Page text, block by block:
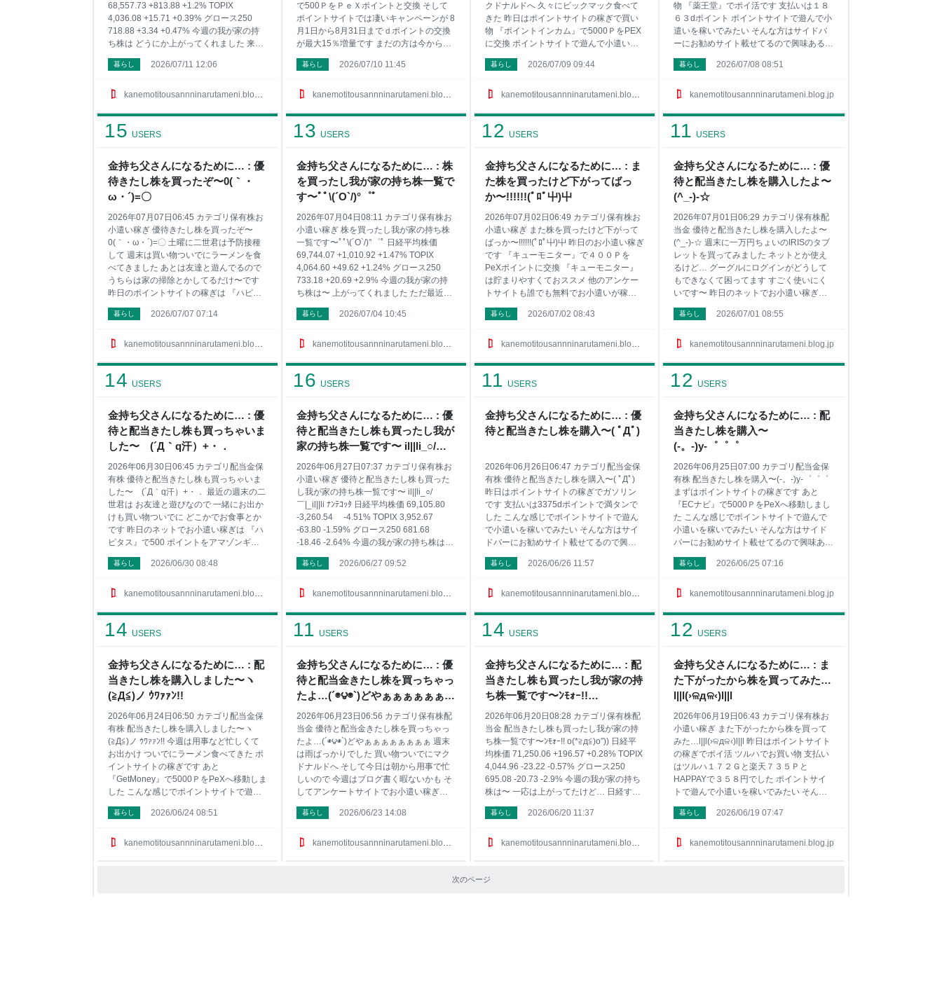
kanemotitousannninarutameni.blog.jp
68,557.73 +813.88 +1.2% TOPIX
4,036.08 +15.71 +0.39% グロース250
718.88 +3.34 +0.47% 今週の我が家の持
ち株は どうにか上がってくれました 来週
もちょびちょび買えたらいいな〜 さて僕
の特定口座の持ち株のコード銘柄名 株数
ルディングス 100株 662円 1605 ＩＮＰＥ
1799円 2503 キリンホールディングス
100株 2004円 25935 伊藤園第一種優先株
ば
暮らし 2026/07/11 12:06
kanemotitousannninarutameni.blog.jp
で500ＰをＰｅＸポイントと交換 そして
ポイントサイトでは凄いキャンペーンが 8
月1日から8月31日までｄポイントの交換
が最大15％増量です まだの方は今からで
も間に合うのでポイントサイトとか登録
しとくといいよ〜 ポイントサイトで小遣
イト載せてるので興味ある方は見てみて
は有名な『ハピタス』 3位には急浮上の
『ちょびリッチ』が凄いんです 4位は一日
は貯めたポイントに利息がついてお得な
『げん玉』かな〜 7位は『ＥＣナビ』で
他にもまだまだ稼げるサイトはサイドバ
始
暮らし 2026/07/10 11:45
kanemotitousannninarutameni.blog.jp
クドナルドへ 久々にビックマック食べて
きた 昨日はポイントサイトの稼ぎで買い
物 『ポイントインカム』で5000ＰをPEX
に交換 ポイントサイトで遊んで小遣いを
稼いでみたい そんな方はサイドバーにお
勧めサイト載せてるので興味ある方は見
でる順番にポイントサイトを紹介します
上の『ちょびリッチ』が凄いんです 3位は
『ＥＣナビ』で 4位は一日３分程度しかし
『ポイントタウン』 7位は貯めたポイント
に利息がついてお得な『げん玉』かな〜
他にもまだまだ稼げるサイトはサイドバ
感じでは年
暮らし 2026/07/09 09:44
kanemotitousannninarutameni.blog.jp
物 『薬王堂』でポイ活です 支払いは１８
６３dポイント ポイントサイトで遊んで小
遣いを稼いでみたい そんな方はサイドバ
ーにお勧めサイト載せてるので興味ある方
は見てみてね ちなみに今回は特別に僕が
稼いでる順番にポイントサイトを紹介しま
浮上の『ちょびリッチ』が凄いんです 3位
してません『モッピー！』 5位に急浮上の
『ポイントインカム』で 6位はやっぱり
他にもまだまだ稼げるサイトはサイドバー
にあるんだけど あくまで僕の実践した感
じでは年間１００万円とかポイントサイト
他
暮らし 2026/07/08 08:51
金持ち父さんになるために… : 優
待きたし株を買ったぞ〜0(｀・
ω・´)=〇
15 USERS
kanemotitousannninarutameni.blog.jp
2026年07月07日06:45 カテゴリ保有株お
小遣い稼ぎ 優待きたし株を買ったぞ〜
0(｀・ω・´)=〇 土曜に二世君は予防接種
して 週末は買い物ついでにラーメンを食
べてきました あとは友達と遊んでるので
うちらは家の掃除とかしてるだけ〜です
昨日のポイントサイトの稼ぎは 『ハピタ
ス』で500ＰをPeXポイントに交換しまし
た ポイントサイトで遊んで小遣いを稼い
サイト載せてるので興味ある方は見てみ
順番にポイントサイトを紹介しますね 1位
は有名な『ハピタス』 2位には急浮上の
せん『モッピー！』 5位に急浮上の『ポイ
ントインカム』で 6位はやっぱり『ポイン
トタウン』 7位は貯めたポイントに利息が
だまだ稼
暮らし 2026/07/07 07:14
金持ち父さんになるために… : 株
を買ったし我が家の持ち株一覧で
す〜ﾟﾟ\(´O`/)°゜ﾟ
13 USERS
kanemotitousannninarutameni.blog.jp
2026年07月04日08:11 カテゴリ保有株お
小遣い稼ぎ 株を買ったし我が家の持ち株
一覧です〜ﾟﾟ\(´O`/)°゜ﾟ 日経平均株価
69,744.07 +1,010.92 +1.47% TOPIX
4,064.60 +49.62 +1.24% グロース250
733.18 +20.69 +2.9% 今週の我が家の持
ち株は〜 上がってくれました ただ最近は
ずっとヨコヨコ〜って感じ さて僕の特定
口座の持ち株のコード銘柄名 株数に平均
ングス 100株 662円 1605 ＩＮＰＥＸ 100
円 2503 キリンホールディングス 100株
2004円 25935 伊藤園第一種優先株式 100
暮らし 2026/07/04 10:45
金持ち父さんになるために… : ま
た株を買ったけど下がってばっ
か〜!!!!!!(ﾟﾛﾟ屮)屮
12 USERS
kanemotitousannninarutameni.blog.jp
2026年07月02日06:49 カテゴリ保有株お
小遣い稼ぎ また株を買ったけど下がって
ばっか〜!!!!!!(ﾟﾛﾟ屮)屮 昨日のお小遣い稼ぎ
です 『キューモニター』で４００Ｐを
PeXポイントに交換 『キューモニター』
は貯まりやすくておススメ 他のアンケー
トサイトも誰でも無料でお小遣いが稼げ
るよ 『マクロミル』は簡単なアンケート
に答えるだけでお小遣いが貯まるよ
ートサイト 『サイバーパネル』もコツコ
登録したばかりですが貯まりやすいです
あと『ipsosisay』ってのがバナーがない
『ipsosisay』ここをクリックして見てみ
て〜 『アイリサーチ』もそこそこ貯まっ
暮らし 2026/07/02 08:43
金持ち父さんになるために… : 優
待と配当きたし株を購入したよ〜
(^_-)-☆
11 USERS
kanemotitousannninarutameni.blog.jp
2026年07月01日06:29 カテゴリ保有株配
当金 優待と配当きたし株を購入したよ〜
(^_-)-☆ 週末に一万円ちょいのIRISのタブ
レットを買ってみました ネットとか使え
るけど… グーグルにログインがどうして
もできなくて困ってます すごく使いにく
いです〜 昨日のネットでお小遣い稼ぎは
昨日は『薬王堂』でポイ活したよ 全部ポ
イントサイトの稼ぎで購入です〜 2571ｄ
イントサイトで遊んで小遣いを稼いでみた
載せてるので興味ある方は見てみてね ち
なみに今回は特別に僕が稼いでる順番にポ
ッチ』が凄いんです 3位は『ＥＣナビ』で
4位は一日３分程度しかしてません『モッ
ピー！』 5位に急浮上の『ポイントインカ
暮らし 2026/07/01 08:55
金持ち父さんになるために… : 優
待と配当きたし株も買っちゃいま
した〜ゞ(´Д｀q汗）+・．
14 USERS
kanemotitousannninarutameni.blog.jp
2026年06月30日06:45 カテゴリ配当金保
有株 優待と配当きたし株も買っちゃいま
した〜ゞ(´Д｀q汗）+・． 最近の週末の二
世君は お友達と遊びなので 一緒にお出か
けも買い物ついでに どこかでお食事とか
です 昨日のネットでお小遣い稼ぎは 『ハ
ピタス』で500 ポイントをアマゾンギフ
トに交換 こんな感じでポイントサイトで
遊んで小遣いを稼いでみたい そんな方は
興味ある方は見てみてね ちなみに今回は
トを紹介しますね 1位は有名な『ハピタ
ス』 2位には急浮上の『ちょびリッチ』が
ー！』 5位に急浮上の『ポイントインカ
ム』で 6位はやっぱり『ポイントタウン』
7位は貯めたポイントに利息がついてお得
るサイトはサイド
暮らし 2026/06/30 08:48
金持ち父さんになるために… : 優
待と配当きたし株も買ったし我が
家の持ち株一覧です〜 il||li_○/
￣|_il||li ﾅﾝﾃｺｯﾀ
16 USERS
kanemotitousannninarutameni.blog.jp
2026年06月27日07:37 カテゴリ保有株お
小遣い稼ぎ 優待と配当きたし株も買った
し我が家の持ち株一覧です〜 il||li_○/
￣|_il||li ﾅﾝﾃｺｯﾀ 日経平均株価 69,105.80
-3,260.54 -4.51% TOPIX 3,952.67
-63.80 -1.59% グロース250 681.68
-18.46 -2.64% 今週の我が家の持ち株はダ
メダメでした そして月間ではちょいマイ
ナス 来週もちょびちょび買うぞ〜 さて僕
に平均取得単価です 1417 ミライト・ホー
Ｘ 100株 1951円 1928 積水ハウス 200株
1799円 2503 キリンホールディングス
暮らし 2026/06/27 09:52
金持ち父さんになるために… : 優
待と配当きたし株を購入〜( ﾟДﾟ)
11 USERS
kanemotitousannninarutameni.blog.jp
2026年06月26日06:47 カテゴリ配当金保
有株 優待と配当きたし株を購入〜( ﾟДﾟ)
昨日はポイントサイトの稼ぎでガソリン
です 支払いは3375dポイントで満タンで
した こんな感じでポイントサイトで遊ん
で小遣いを稼いでみたい そんな方はサイ
ドバーにお勧めサイト載せてるので興味
ある方は見てみてね ちなみに今回は特別
に僕が稼いでる順番にポイントサイトを
位には急浮上の『ちょびリッチ』が凄い
分程度しかしてません『モッピー！』 5位
に急浮上の『ポイントインカム』で 6位は
玉』かな〜 他にもまだまだ稼げるサイト
はサイドバーにあるんだけど あくまで僕
の実践した感じでは年間１００万円とか
トなんじゃない
暮らし 2026/06/26 11:57
金持ち父さんになるために… : 配
当きたし株を購入〜
(-。-)y-゜゜゜
12 USERS
kanemotitousannninarutameni.blog.jp
2026年06月25日07:00 カテゴリ配当金保
有株 配当きたし株を購入〜(-。-)y-゜゜゜
まずはポイントサイトの稼ぎです あと
『ECナビ』で5000ＰをPeXへ移動しまし
た こんな感じでポイントサイトで遊んで
小遣いを稼いでみたい そんな方はサイド
バーにお勧めサイト載せてるので興味ある
方は見てみてね ちなみに今回は特別に僕
が稼いでる順番にポイントサイトを紹介し
急浮上の『ちょびリッチ』が凄いんです 3
かしてません『モッピー！』 5位に急浮上
の『ポイントインカム』で 6位はやっぱり
他にもまだまだ稼げるサイトはサイドバー
にあるんだけど あくまで僕の実践した感
じでは年間１００万円とかポイントサイト
暮らし 2026/06/25 07:16
金持ち父さんになるために… : 配
当きたし株を購入しました〜ヽ
(≧Д≦)ノ ｳﾜｧｧﾝ!!
14 USERS
kanemotitousannninarutameni.blog.jp
2026年06月24日06:50 カテゴリ配当金保
有株 配当きたし株を購入しました〜ヽ
(≧Д≦)ノ ｳﾜｧｧﾝ!! 今週は用事など忙しくて
お出かけ ついでにラーメン食べてきた ポ
イントサイトの稼ぎです あと
『GetMoney』で5000ＰをPeXへ移動しま
した こんな感じでポイントサイトで遊ん
で小遣いを稼いでみたい そんな方はサイ
ドバーにお勧めサイト載せてるので興味
に僕が稼いでる順番にポイントサイトを
暮らし 2026/06/24 08:51
金持ち父さんになるために… : 優
待と配当金きたし株を買っちゃっ
たよ…(´◉౪◉`)どやぁぁぁぁぁぁぁ
ぁ
11 USERS
kanemotitousannninarutameni.blog.jp
2026年06月23日06:56 カテゴリ保有株配
当金 優待と配当金きたし株を買っちゃっ
たよ…(´◉౪◉`)どやぁぁぁぁぁぁぁぁ 週末
は雨ばっかりでした 買い物ついでにマク
ドナルドへ そして今日は朝から用事で忙
しいので 今週はブログ書く暇ないかも そ
してアンケートサイトでお小遣い稼ぎ
『マクロミル』で500ＰをＰｅＸポイント
と交換 『マクロミル』は簡単なアンケー
ンケートサイトは誰でも無料で利用でき
暮らし 2026/06/23 14:08
金持ち父さんになるために… : 配
当きたし株も買ったし我が家の持
ち株一覧です〜ﾝﾓｫｰ!!
o(*≧д≦)o″))
14 USERS
kanemotitousannninarutameni.blog.jp
2026年06月20日08:28 カテゴリ保有株配
当金 配当きたし株も買ったし我が家の持
ち株一覧です〜ﾝﾓｫｰ!! o(*≧д≦)o″)) 日経平
均株価 71,250.06 +196.57 +0.28% TOPIX
4,044.96 -23.22 -0.57% グロース250
695.08 -20.73 -2.9% 今週の我が家の持ち
株は〜 一応は上がってたけど… 日経すご
い上がってるのに物足りないよね〜 さて
僕の特定口座の持ち株のコード銘柄名 株
ールディングス 100株 662円 1605 ＩＮＰ
100株 2004円 25935 伊藤園第一種優先株
暮らし 2026/06/20 11:37
金持ち父さんになるために… : ま
た下がったから株を買ってみた…
l||l(›ଳдଳ‹)l||l
12 USERS
kanemotitousannninarutameni.blog.jp
2026年06月19日06:43 カテゴリ保有株お
小遣い稼ぎ また下がったから株を買って
みた…l||l(›ଳдଳ‹)l||l 昨日はポイントサイト
の稼ぎでポイ活 ツルハでお買い物 支払い
はツルハ１７２Ｇと楽天７３５Ｐと
HAPPAYで３５８円でした ポイントサイ
トで遊んで小遣いを稼いでみたい そんな
方はサイドバーにお勧めサイト載せてるの
で興味ある方は見てみてね ちなみに今回
トを紹介しますね 1位は有名な『ハピタ
暮らし 2026/06/19 07:47
次のページ